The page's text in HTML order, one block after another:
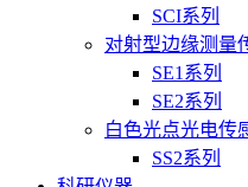
SCI系列
对射型边缘测量
SE1系列
SE2系列
白色光点光电传
SS2系列